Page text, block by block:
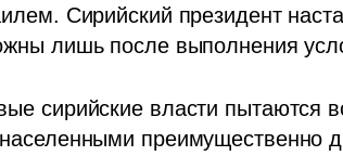
Сирийский президент
лишь после выполнения
сирийские власти пытаются
преимущественно